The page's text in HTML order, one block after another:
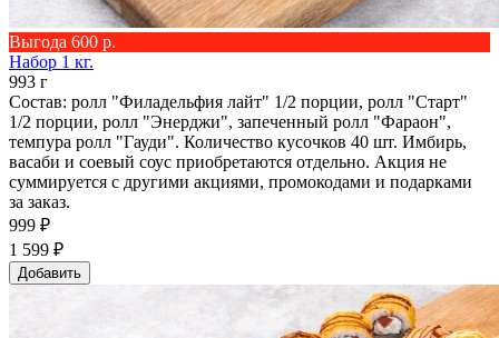
Выгода 600 р.
Набор 1 кг.
993 г
Состав: ролл "Филадельфия лайт" 1/2 порции, ролл "Старт"
1/2 порции, ролл "Энерджи", запеченный ролл "Фараон",
темпура ролл "Гауди". Количество кусочков 40 шт. Имбирь,
васаби и соевый соус приобретаются отдельно. Акция не
суммируется с другими акциями, промокодами и подарками
за заказ.
999 ₽
1 599 ₽
Добавить